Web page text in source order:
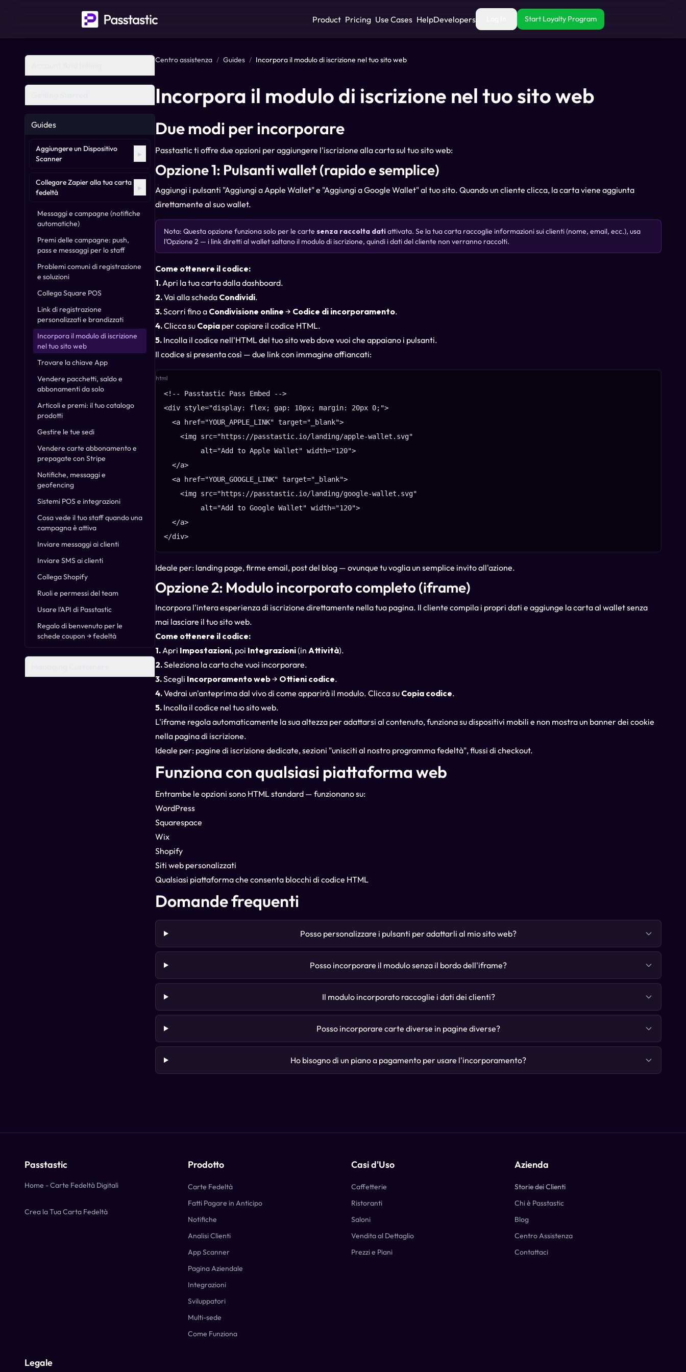
Product Pricing Use Cases HelpDevelopers Start Loyalty Program
Guides
Aggiungere un Dispositivo
Scanner
▸
Collegare Zapier alla tua carta
fedeltà
▸
Messaggi e campagne (notifiche
automatiche)
Premi delle campagne: push,
pass e messaggi per lo staff
Problemi comuni di registrazione
e soluzioni
Collega Square POS
Link di registrazione
personalizzati e brandizzati
Incorpora il modulo di iscrizione
nel tuo sito web
Trovare la chiave App
Vendere pacchetti, saldo e
abbonamenti da solo
Articoli e premi: il tuo catalogo
prodotti
Gestire le tue sedi
Vendere carte abbonamento e
prepagate con Stripe
Notifiche, messaggi e
geofencing
Sistemi POS e integrazioni
Cosa vede il tuo staff quando una
campagna è attiva
Inviare messaggi ai clienti
Inviare SMS ai clienti
Collega Shopify
Ruoli e permessi del team
Usare l'API di Passtastic
Regalo di benvenuto per le
schede coupon → fedeltà
Centro assistenza / Guides / Incorpora il modulo di iscrizione nel tuo sito web
Incorpora il modulo di iscrizione nel tuo sito web
Due modi per incorporare
Passtastic ti offre due opzioni per aggiungere l'iscrizione alla carta sul tuo sito web:
Opzione 1: Pulsanti wallet (rapido e semplice)
Aggiungi i pulsanti "Aggiungi a Apple Wallet" e "Aggiungi a Google Wallet" al tuo sito. Quando un cliente clicca, la carta viene aggiunta
direttamente al suo wallet.
Nota: Questa opzione funziona solo per le carte senza raccolta datiattivata. Se la tua carta raccoglie informazioni sui clienti (nome, email, ecc.), usa
l'Opzione 2 — i link diretti al wallet saltano il modulo di iscrizione, quindi i dati del cliente non verranno raccolti.
Come ottenere il codice:
1.Apri la tua carta dalla dashboard.
2.Vai alla scheda Condividi.
3.Scorri fino a Condivisione online → Codice di incorporamento.
4.Clicca su Copia per copiare il codice HTML.
5. Incolla il codice nell'HTML del tuo sito web dove vuoi che appaiano i pulsanti.
Il codice si presenta così — due link con immagine affiancati:
html
<!-- Passtastic Pass Embed -->
<div style="display: flex; gap: 10px; margin: 20px 0;">
  <a href="YOUR_APPLE_LINK" target="_blank">
    <img src="https://passtastic.io/landing/apple-wallet.svg"
         alt="Add to Apple Wallet" width="120">
  </a>
  <a href="YOUR_GOOGLE_LINK" target="_blank">
    <img src="https://passtastic.io/landing/google-wallet.svg"
         alt="Add to Google Wallet" width="120">
  </a>
</div>
Ideale per: landing page, firme email, post del blog — ovunque tu voglia un semplice invito all'azione.
Opzione 2: Modulo incorporato completo (iframe)
Incorpora l'intera esperienza di iscrizione direttamente nella tua pagina. Il cliente compila i propri dati e aggiunge la carta al wallet senza
mai lasciare il tuo sito web.
Come ottenere il codice:
1.Apri Impostazioni, poi Integrazioni(in Attività).
2.Seleziona la carta che vuoi incorporare.
3.Scegli Incorporamento web→ Ottieni codice.
4.Vedrai un'anteprima dal vivo di come apparirà il modulo. Clicca su Copia codice.
5. Incolla il codice nel tuo sito web.
L'iframe regola automaticamente la sua altezza per adattarsi al contenuto, funziona su dispositivi mobili e non mostra un banner dei cookie
nella pagina di iscrizione.
Ideale per: pagine di iscrizione dedicate, sezioni "unisciti al nostro programma fedeltà", flussi di checkout.
Funziona con qualsiasi piattaforma web
Entrambe le opzioni sono HTML standard — funzionano su:
WordPress
Squarespace
Wix
Shopify
Siti web personalizzati
Qualsiasi piattaforma che consenta blocchi di codice HTML
Domande frequenti
Posso personalizzare i pulsanti per adattarli al mio sito web?
Posso incorporare il modulo senza il bordo dell'iframe?
Il modulo incorporato raccoglie i dati dei clienti?
Posso incorporare carte diverse in pagine diverse?
Ho bisogno di un piano a pagamento per usare l'incorporamento?
Passtastic
Home - Carte Fedeltà Digitali
Crea la Tua Carta Fedeltà
Prodotto
Carte Fedeltà
Fatti Pagare in Anticipo
Notifiche
Analisi Clienti
App Scanner
Pagina Aziendale
Integrazioni
Sviluppatori
Multi-sede
Come Funziona
Casi d'Uso
Caffetterie
Ristoranti
Saloni
Vendita al Dettaglio
Prezzi e Piani
Azienda
Storie dei Clienti
Chi è Passtastic
Blog
Centro Assistenza
Contattaci
Legale